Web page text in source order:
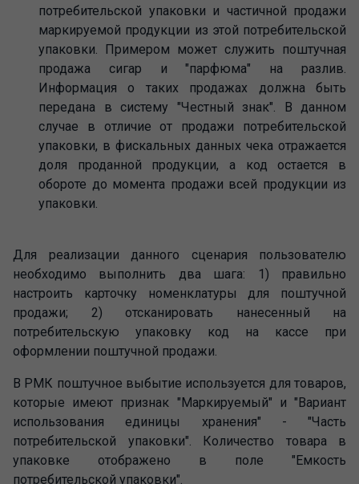
потребительской упаковки и частичной продажи
маркируемой продукции из этой потребительской
упаковки. Примером может служить поштучная
продажа сигар и "парфюма" на разлив.
Информация о таких продажах должна быть
передана в систему "Честный знак". В данном
случае в отличие от продажи потребительской
упаковки, в фискальных данных чека отражается
доля проданной продукции, а код остается в
обороте до момента продажи всей продукции из
упаковки.
Для реализации данного сценария пользователю
необходимо выполнить два шага: 1) правильно
настроить карточку номенклатуры для поштучной
продажи; 2) отсканировать нанесенный на
потребительскую упаковку код на кассе при
оформлении поштучной продажи.
В РМК поштучное выбытие используется для товаров,
которые имеют признак "Маркируемый" и "Вариант
использования единицы хранения" - "Часть
потребительской упаковки". Количество товара в
упаковке отображено в поле "Емкость
потребительской упаковки".